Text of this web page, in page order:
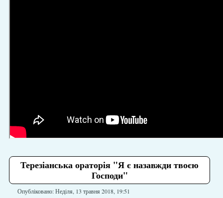
Терезіанська ораторія "Я є назавжди твоєю
Господи"
Опубліковано: Неділя, 13 травня 2018, 19:51